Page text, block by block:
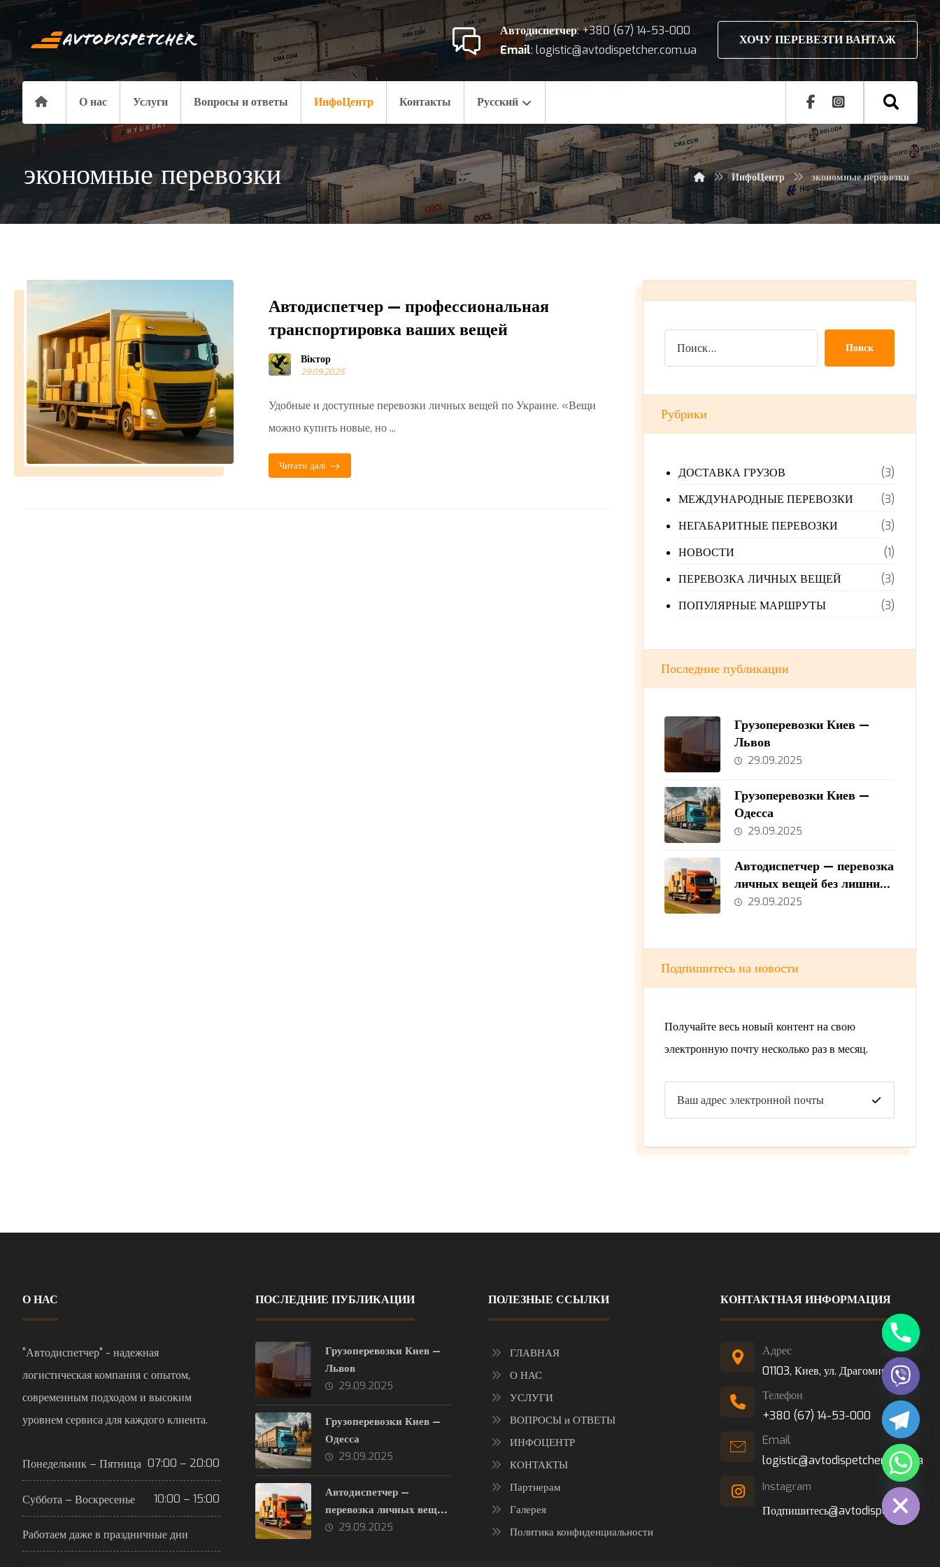
ХОЧУ ПЕРЕВЕЗТИ ВАНТАЖ
Автодиспетчер: +380 (67) 14-53-000
Email: logistic@avtodispetcher.com.ua
О нас Услуги Вопросы и ответы ИнфоЦентр Контакты Русский
экономные перевозки ИнфоЦентр экономные перевозки
Автодиспетчер — профессиональная
транспортировка ваших вещей
Віктор
29.09.2025
Удобные и доступные перевозки личных вещей по Украине. «Вещи
можно купить новые, но ...
Читати далі
Поиск
Рубрики
ДОСТАВКА ГРУЗОВ
(3)
МЕЖДУНАРОДНЫЕ ПЕРЕВОЗКИ
(3)
НЕГАБАРИТНЫЕ ПЕРЕВОЗКИ
(3)
НОВОСТИ
(1)
ПЕРЕВОЗКА ЛИЧНЫХ ВЕЩЕЙ
(3)
ПОПУЛЯРНЫЕ МАРШРУТЫ
(3)
Последние публикации
Грузоперевозки Киев —
Львов
29.09.2025
Грузоперевозки Киев —
Одесса
29.09.2025
Автодиспетчер — перевозка
личных вещей без лишних
хлопот
29.09.2025
Подпишитесь на новости
Получайте весь новый контент на свою
электронную почту несколько раз в месяц.
О НАС
"Автодиспетчер" - надежная
логистическая компания с опытом,
современным подходом и высоким
уровнем сервиса для каждого клиента.
Понедельник – Пятница 07:00 – 20:00
Суббота – Воскресенье 10:00 – 15:00
Работаем даже в праздничные дни
ПОСЛЕДНИЕ ПУБЛИКАЦИИ
Грузоперевозки Киев —
Львов
29.09.2025
Грузоперевозки Киев —
Одесса
29.09.2025
Автодиспетчер —
перевозка личных вещей
без лишних хлопот
29.09.2025
ПОЛЕЗНЫЕ ССЫЛКИ
ГЛАВНАЯ
О НАС
УСЛУГИ
ВОПРОСЫ и ОТВЕТЫ
ИНФОЦЕНТР
КОНТАКТЫ
Партнерам
Галерея
Политика конфиденциальности
КОНТАКТНАЯ ИНФОРМАЦИЯ
Адрес
01103, Киев, ул. Драгомирова, 4
Телефон
+380 (67) 14-53-000
Email
logistic@avtodispetcher.com.ua
Instagram
Подпишитесь@avtodispetcher
Hide chaty